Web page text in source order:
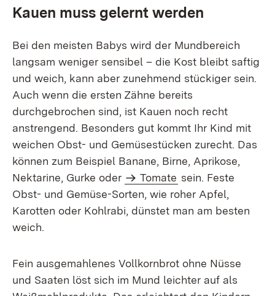
Kauen muss gelernt werden
Bei den meisten Babys wird der Mundbereich
langsam weniger sensibel – die Kost bleibt saftig
und weich, kann aber zunehmend stückiger sein.
Auch wenn die ersten Zähne bereits
durchgebrochen sind, ist Kauen noch recht
anstrengend. Besonders gut kommt Ihr Kind mit
weichen Obst- und Gemüsestücken zurecht. Das
können zum Beispiel Banane, Birne, Aprikose,
Nektarine, Gurke oder
Tomate sein. Feste
Obst- und Gemüse-Sorten, wie roher Apfel,
Karotten oder Kohlrabi, dünstet man am besten
weich.
Fein ausgemahlenes Vollkornbrot ohne Nüsse
und Saaten löst sich im Mund leichter auf als